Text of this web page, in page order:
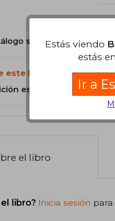
son Originales.
este libro?
es Tapa Blanda.
el libro
libro? Inicia sesión
Estás viendo
estás en
Ir a